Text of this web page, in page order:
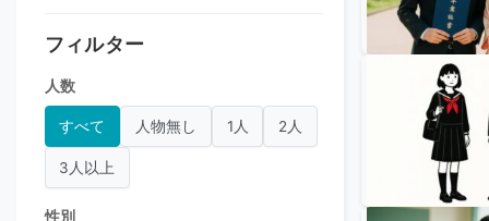
フィルター
人数
すべて 人物無し 1人 2人
3人以上
性別